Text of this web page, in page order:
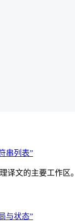
串列表”
译文的主要工作区。
与状态”